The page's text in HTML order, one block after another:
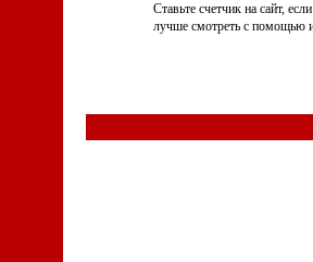
Ставьте счетчик на сайт,
лучше смотреть с помощью